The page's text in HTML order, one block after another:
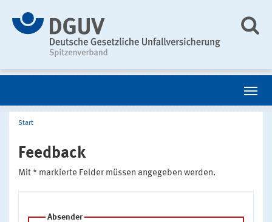
Start
Feedback
Mit * markierte Felder müssen angegeben werden.
Absender